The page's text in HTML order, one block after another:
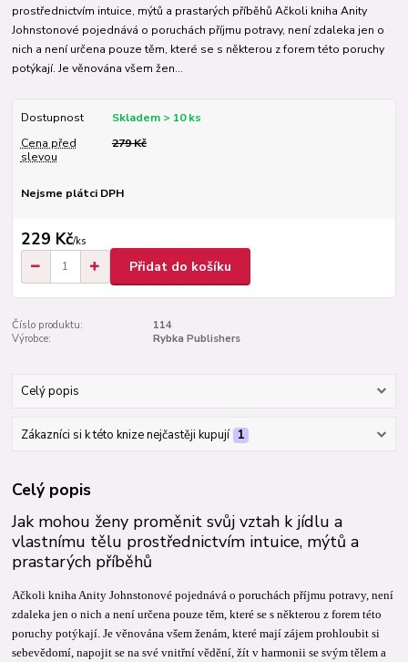
prostřednictvím intuice, mýtů a prastarých příběhů Ačkoli kniha Anity
Johnstonové pojednává o poruchách příjmu potravy, není zdaleka jen o
nich a není určena pouze těm, které se s některou z forem této poruchy
potýkají. Je věnována všem žen...
Dostupnost
Skladem > 10 ks
Cena před
slevou
279 Kč
Nejsme plátci DPH
229 Kč/ks
Přidat do košíku
Číslo produktu:
114
Výrobce:
Rybka Publishers
Celý popis
Zákazníci si k této knize nejčastěji kupují 1
Celý popis
Jak mohou ženy proměnit svůj vztah k jídlu a
vlastnímu tělu prostřednictvím intuice, mýtů a
prastarých příběhů
Ačkoli kniha Anity Johnstonové pojednává o poruchách příjmu potravy, není
zdaleka jen o nich a není určena pouze těm, které se s některou z forem této
poruchy potýkají. Je věnována všem ženám, které mají zájem prohloubit si
sebevědomí, napojit se na své vnitřní vědění, žít v harmonii se svým tělem a